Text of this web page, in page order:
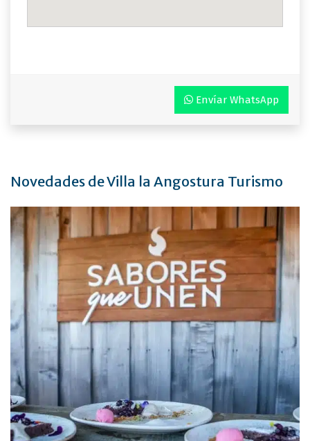
Envíar WhatsApp
Novedades de Villa la Angostura Turismo